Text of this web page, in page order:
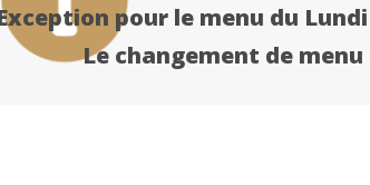
pour le menu du
Le changement de